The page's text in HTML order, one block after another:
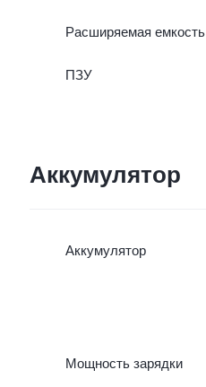
Расширяемая емкость
ПЗУ
Аккумулятор
Аккумулятор
Мощность зарядки